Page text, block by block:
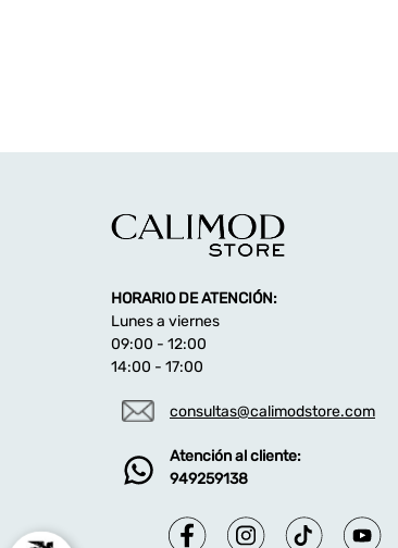
HORARIO DE ATENCIÓN:
Lunes a viernes
09:00 - 12:00
14:00 - 17:00
consultas@calimodstore.com
Atención al cliente:
949259138